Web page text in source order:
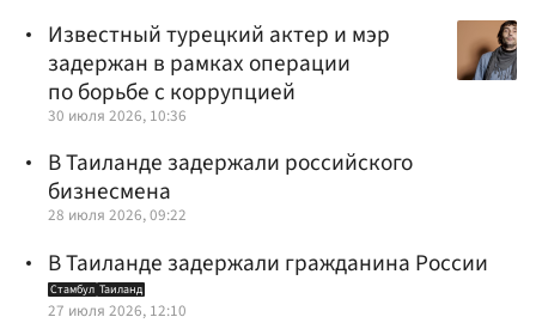
Известный турецкий актер и мэр
задержан в рамках операции
по борьбе с коррупцией
30 июля 2026, 10:36
В Таиланде задержали российского
бизнесмена
28 июля 2026, 09:22
В Таиланде задержали гражданина России
Стамбул Таиланд
27 июля 2026, 12:10